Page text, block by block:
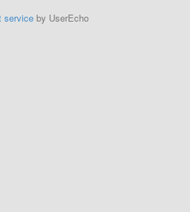
serviceby UserEcho